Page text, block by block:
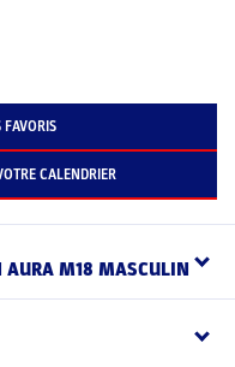
FAVORIS
CALENDRIER
M18 MASCULIN